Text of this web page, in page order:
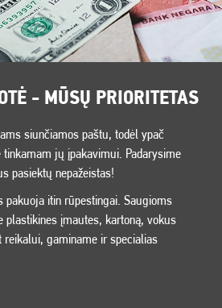
- MŪSŲ PRIORITETAS
siunčiamos paštu, todėl ypač
jų įpakavimui. Padarysime
pasiektų nepažeistas!
pakuoja itin rūpestingai. Saugioms
plastikines įmautes, kartoną, vokus
reikalui, gaminame ir specialias